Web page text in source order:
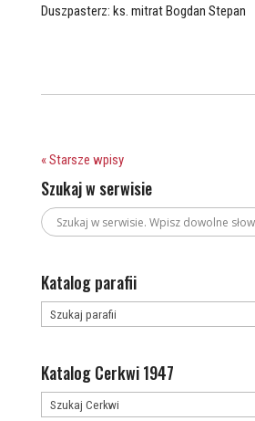
Duszpasterz: ks. mitrat Bogdan Stepan
« Starsze wpisy
Szukaj w serwisie
Katalog parafii
Katalog Cerkwi 1947